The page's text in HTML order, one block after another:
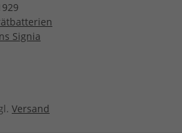
Signia
Versand